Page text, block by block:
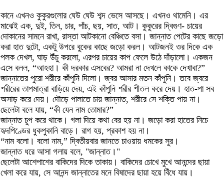
কানে এখনও কুকুরগুলোর ঘেউ ঘেউ শব্দ ভেসে আসছে। এখনও থামেনি। এর
মাঝেই এক, দুই, তিন, চার, পাঁচ, ছয়, সাত, আট। কুকুরের দ্বিগুণ- চায়ের
দোকানের সামনে রাখা, রাস্তা আটকানো বেঞ্চিতে বসা। জান্নাত পেটের কাছে জড়ো
করা হাত দুটো, একটু উপরে বুকের কাছে জড়ো করল। আটজনই ওর দিকে এক
পলক দেখল, ঘাড় উঁচু করলো, এরপর চায়ের কাপ ফেলে উঠে দাঁড়ালো। একজন
এসে বলল, “আহহা। কী দরকার এসবের? আমরা না দেখলে কাকে দেখাবা?”
জান্নাতের পুরো শরীরে কাঁপুনি দিলো। জ্বর আসার মতন কাঁপুনি। তবে জ্বরে
শরীরের তাপমাত্রা বাড়িয়ে দেয়, এই কাঁপুনি শরীর শীতল করে দেয়। হাত-পা সব
অসাড় করে দেয়। দৌড়ে পালাতে চায় জান্নাত, শরীরে সে শক্তি পায় না।
ছেলেটা বলে যায়, “কী যেন নাম তোমার?”
জান্নাত চুপ করে থাকে। গলা দিয়ে কথা বের হয় না। জড়ো করা হাতের নিচে
হৃদপিণ্ডের ধুকপুকানি বাড়ে। রাগ হয়, প্রকাশ হয় না।
“নাম বলো। বলো নাম,” দ্বিতীয়বার জানতে চাওয়ায় ধমকের সুর।
জান্নাত ধরে আসা গলায় বলে, "জান্নাত।"
ছেলেটা আশেপাশের বাকিদের দিকে তাকায়। বাকিদের চোখে মুখে আনন্দের ছায়া
খেলা করে যায়, সে আনন্দ জান্নাতের মনে বিষাদের ছায়া হয়ে বিঁধে যায়।